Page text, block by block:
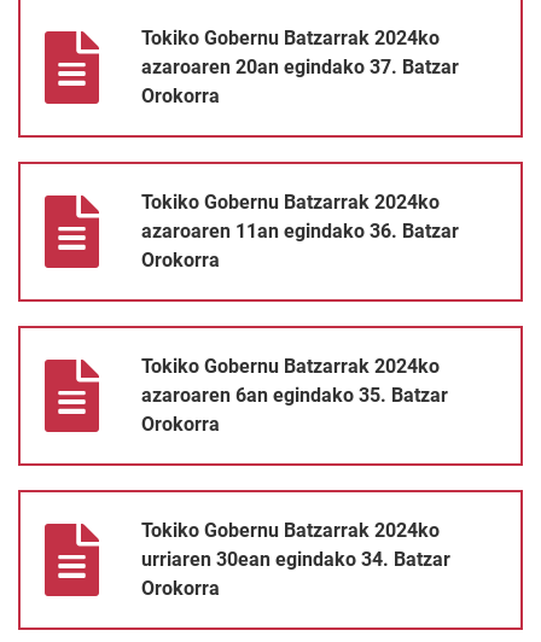
Tokiko Gobernu Batzarrak 2024ko
azaroaren 20an egindako 37. Batzar
Orokorra
Tokiko Gobernu Batzarrak 2024ko
azaroaren 11an egindako 36. Batzar
Orokorra
Tokiko Gobernu Batzarrak 2024ko
azaroaren 6an egindako 35. Batzar
Orokorra
Tokiko Gobernu Batzarrak 2024ko
urriaren 30ean egindako 34. Batzar
Orokorra